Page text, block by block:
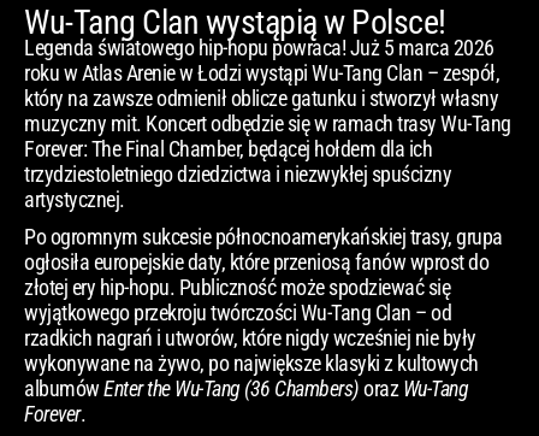
Wu-Tang Clan wystąpią w Polsce!
Legenda światowego hip-hopu powraca! Już 5 marca 2026
roku w Atlas Arenie w Łodzi wystąpi Wu-Tang Clan – zespół,
który na zawsze odmienił oblicze gatunku i stworzył własny
muzyczny mit. Koncert odbędzie się w ramach trasy Wu-Tang
Forever: The Final Chamber, będącej hołdem dla ich
trzydziestoletniego dziedzictwa i niezwykłej spuścizny
artystycznej.
Po ogromnym sukcesie północnoamerykańskiej trasy, grupa
ogłosiła europejskie daty, które przeniosą fanów wprost do
złotej ery hip-hopu. Publiczność może spodziewać się
wyjątkowego przekroju twórczości Wu-Tang Clan – od
rzadkich nagrań i utworów, które nigdy wcześniej nie były
wykonywane na żywo, po największe klasyki z kultowych
albumówEnter the Wu-Tang (36 Chambers)oraz Wu-Tang
Forever.